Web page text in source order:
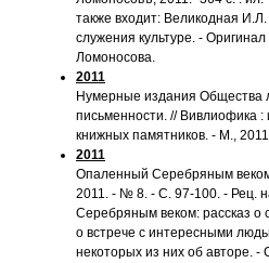
также входит: Великодная
служения культуре. -
Ломоносова.
2011
Нумерные издания Общества
письменности. // Вивлиофика :
книжных памятников. - М.,
2011
Опаленный Серебряным
2011. - № 8. - С. 97-100. - Рец.
Серебряным веком: рассказ о
о встрече с интересными
некоторых из них об авторе.